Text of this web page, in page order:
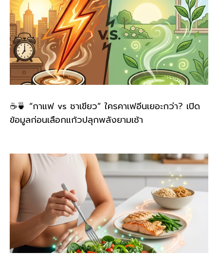
☕🍵 “กาแฟ vs ชาเขียว” ใครคาเฟอีนเยอะกว่า? เปิด
ข้อมูลก่อนเลือกแก้วปลุกพลังยามเช้า